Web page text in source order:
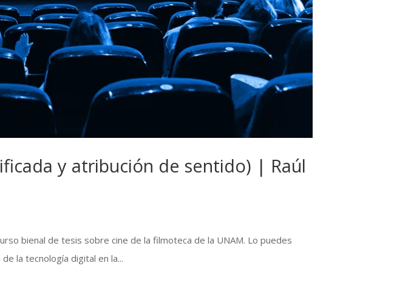
y atribución de sentido) | Raúl
bienal de tesis sobre cine de la filmoteca de la UNAM. Lo puedes
la tecnología digital en la...